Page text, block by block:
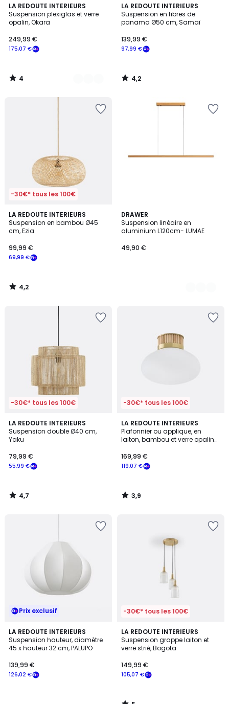
LA REDOUTE INTERIEURS
Suspension plexiglas et verre
opalin, Okara
175,07 €
249,99 €
4
/
5
3
Couleurs
4
/
LA REDOUTE INTERIEURS
Suspension en fibres de
panama Ø50 cm, Samaï
97,99 €
139,99 €
4,2
/ 5
4,2
/
-30€* tous les 100€
LA REDOUTE INTERIEURS
Suspension en bambou Ø45
cm, Ezia
69,99 €
99,99 €
4,2
/ 5
4,2
/
DRAWER
Suspension linéaire en
aluminium L120cm- LUMAE
49,90 €
2
Couleurs
-30€* tous les 100€
LA REDOUTE INTERIEURS
Suspension double Ø40 cm,
Yaku
55,99 €
79,99 €
4,7
/ 5
4,7
/
-30€* tous les 100€
LA REDOUTE INTERIEURS
Plafonnier ou applique, en
laiton, bambou et verre opaline,
119,07 €
169,99 €
3,9
/ 5
3,9
/
Prix exclusif
LA REDOUTE INTERIEURS
Suspension hauteur, diamètre
45 x hauteur 32 cm, PALUPO
126,02 €
139,99 €
-30€* tous les 100€
LA REDOUTE INTERIEURS
Suspension grappe laiton et
verre strié, Bogota
105,07 €
149,99 €
5
/
5